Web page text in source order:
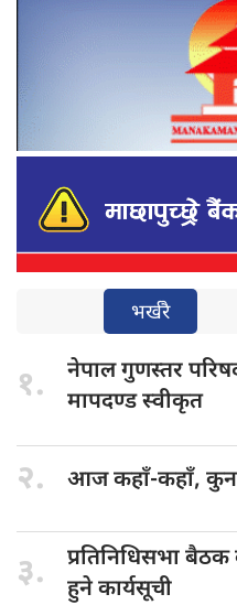
भर्खरै
१. नेपाल गुणस्तर
मापदण्ड स्वीकृत
२. आज कहाँ-कहाँ,
३. प्रतिनिधिसभा बैठक
हुने कार्यसूची